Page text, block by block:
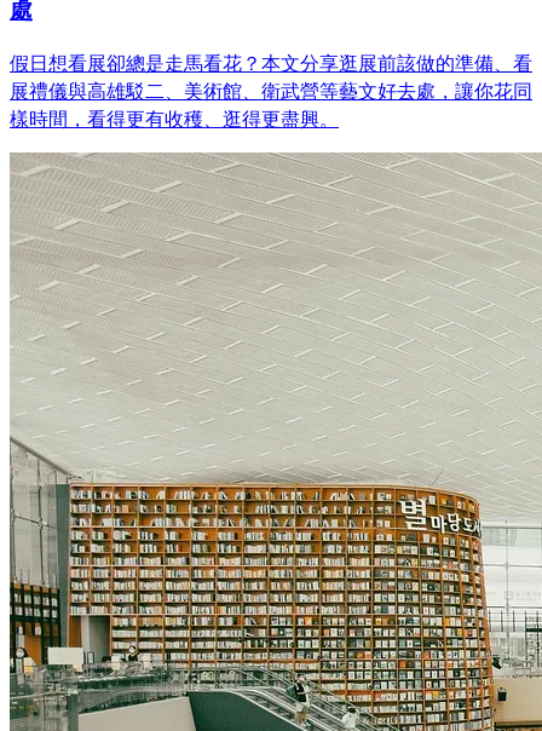
處
假日想看展卻總是走馬看花？本文分享逛展前該做的準備、看
展禮儀與高雄駁二、美術館、衛武營等藝文好去處，讓你花同
樣時間，看得更有收穫、逛得更盡興。